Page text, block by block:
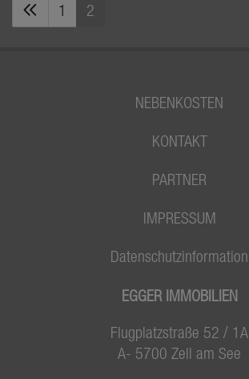
1 2
NEBENKOSTEN
KONTAKT
PARTNER
IMPRESSUM
Datenschutzinformation
EGGER IMMOBILIEN
Flugplatzstraße 52 / 1A
A- 5700 Zell am See